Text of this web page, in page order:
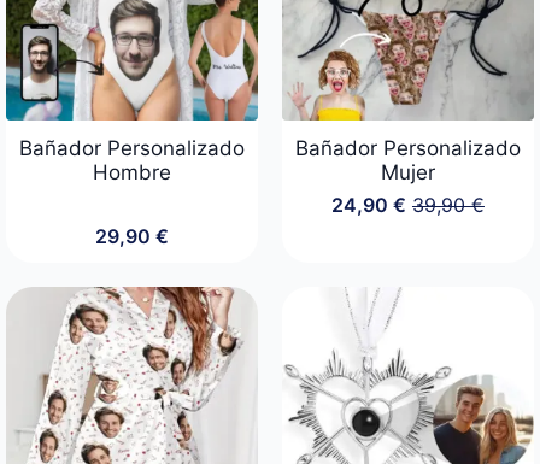
Bañador Personalizado
Hombre
29,90 €
Bañador Personalizado
Mujer
39,90€
El
24,90€ El